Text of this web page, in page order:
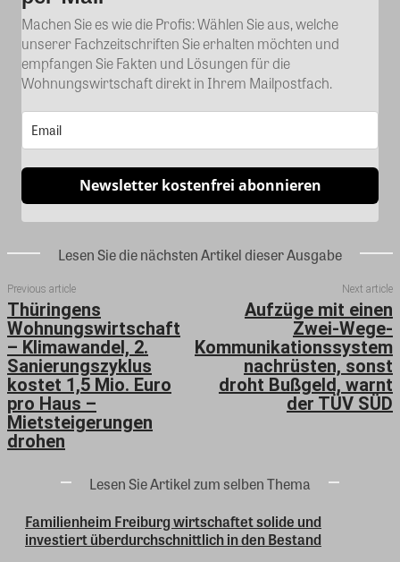
Machen Sie es wie die Profis: Wählen Sie aus, welche
unserer Fachzeitschriften Sie erhalten möchten und
empfangen Sie Fakten und Lösungen für die
Wohnungswirtschaft direkt in Ihrem Mailpostfach.
Newsletter kostenfrei abonnieren
Lesen Sie die nächsten Artikel dieser Ausgabe
Previous article
Thüringens
Wohnungswirtschaft
– Klimawandel, 2.
Sanierungszyklus
kostet 1,5 Mio. Euro
pro Haus –
Mietsteigerungen
drohen
Next article
Aufzüge mit einen
Zwei-Wege-
Kommunikationssystem
nachrüsten, sonst
droht Bußgeld, warnt
der TÜV SÜD
Lesen Sie Artikel zum selben Thema
Familienheim Freiburg wirtschaftet solide und
investiert überdurchschnittlich in den Bestand